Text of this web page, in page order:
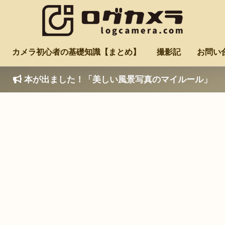
カメラ初心者の基礎知識【まとめ】 撮影記 お問い
本が出ました！「美しい風景写真のマイルール」